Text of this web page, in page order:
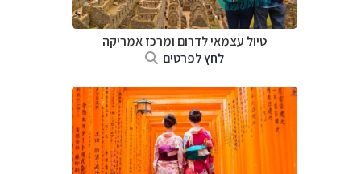
טיול עצמאי לדרום ומרכז אמריקה
לחץ לפרטים